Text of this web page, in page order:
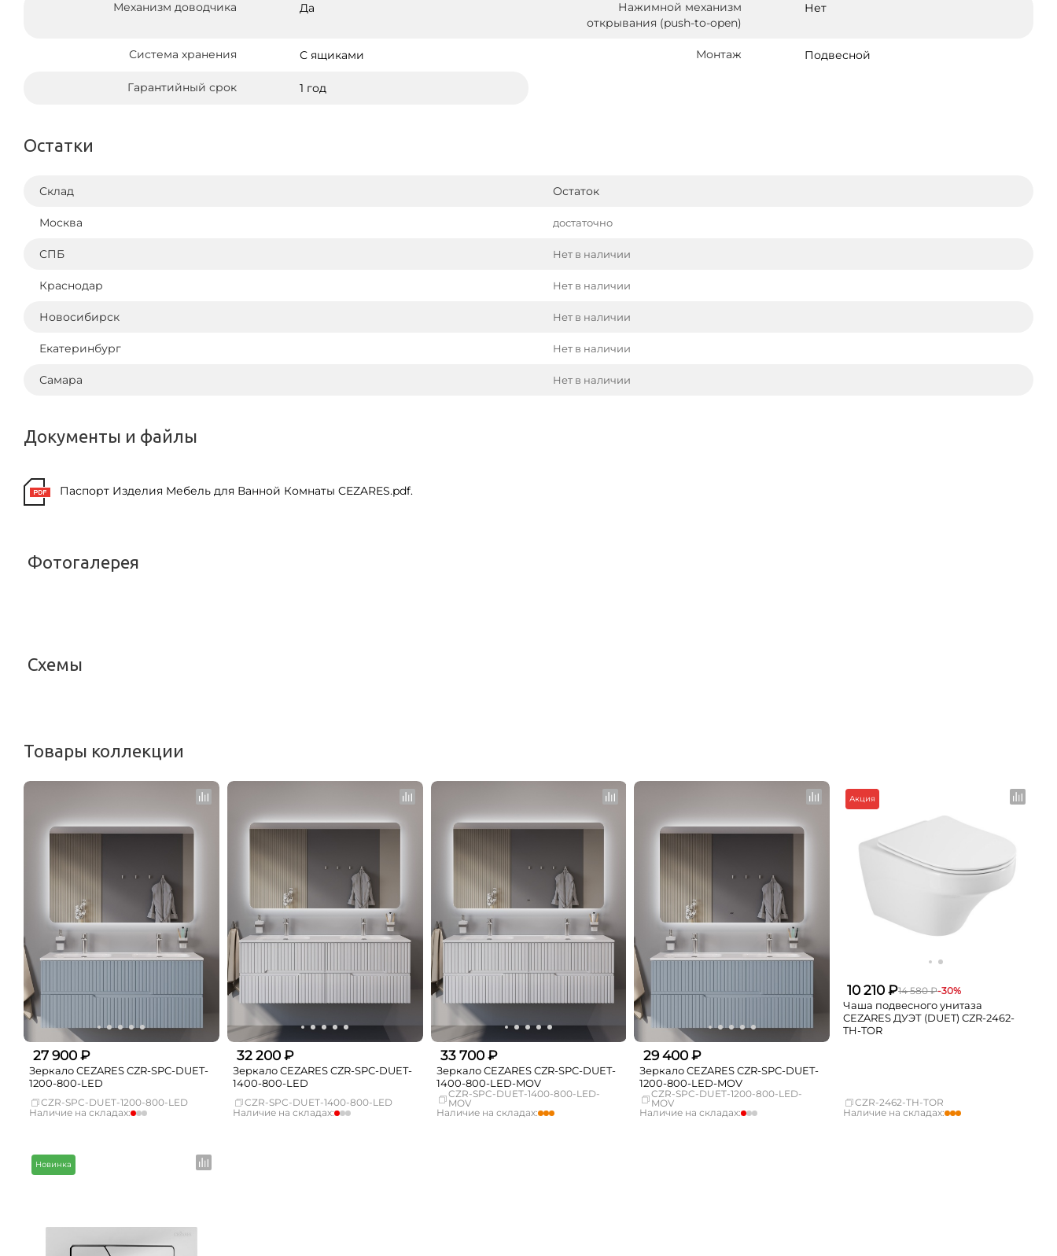
Механизм доводчика Да
Нажимной механизм
открывания (push-to-open)
Нет
Система хранения С ящиками Монтаж Подвесной
Гарантийный срок 1 год
Остатки
Склад Остаток
Москва достаточно
СПБ Нет в наличии
Краснодар Нет в наличии
Новосибирск Нет в наличии
Екатеринбург Нет в наличии
Самара Нет в наличии
Документы и файлы
Паспорт Изделия Мебель для Ванной Комнаты CEZARES.pdf.
Фотогалерея
Схемы
Товары коллекции
27 900 ₽
Зеркало CEZARES CZR-SPC-DUET-
1200-800-LED
CZR-SPC-DUET-1200-800-LED
Наличие на складах:
Краснодар
Нет в наличии
Новосибирск
Нет в наличии
32 200 ₽
Зеркало CEZARES CZR-SPC-DUET-
1400-800-LED
CZR-SPC-DUET-1400-800-LED
Наличие на складах:
33 700 ₽
Зеркало CEZARES CZR-SPC-DUET-
1400-800-LED-MOV
CZR-SPC-DUET-1400-800-LED-
MOV
Наличие на складах:
29 400 ₽
Зеркало CEZARES CZR-SPC-DUET-
1200-800-LED-MOV
CZR-SPC-DUET-1200-800-LED-
MOV
Наличие на складах:
Акция
10 210 ₽14 580 ₽-30%
Чаша подвесного унитаза
CEZARES ДУЭТ (DUET) CZR-2462-
TH-TOR
CZR-2462-TH-TOR
Наличие на складах:
Новинка